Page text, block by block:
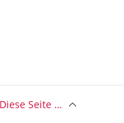
Diese Seite …